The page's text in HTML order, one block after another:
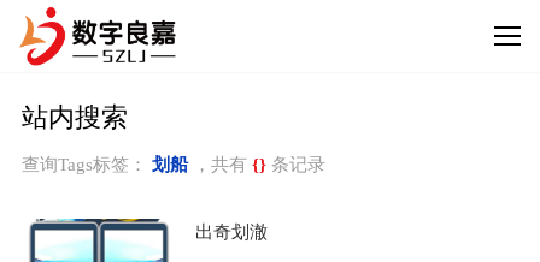
站内搜索
查询Tags标签： 划船，共有 {}条记录
出奇划澈